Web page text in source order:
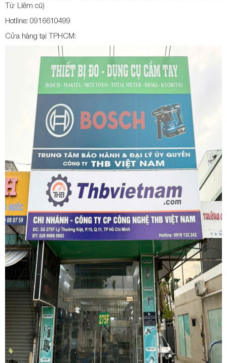
Từ Liêm cũ)
Hotline: 0916610499
Cửa hàng tại TPHCM: